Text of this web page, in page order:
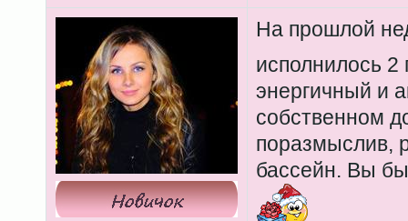
На прошлой
исполнилось 2
энергичный и
собственном
поразмыслив,
бассейн. Вы